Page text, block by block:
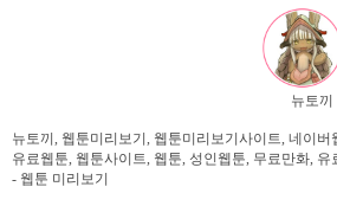
뉴토
뉴토끼, 웹툰미리보기, 웹툰미리보기사이트, 네이
유료웹툰, 웹툰사이트, 웹툰, 성인웹툰, 무료만화,
- 웹툰 미리보기